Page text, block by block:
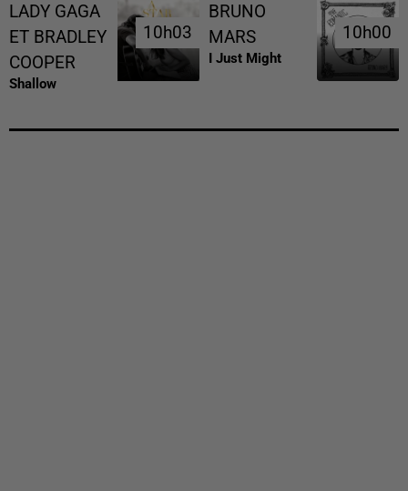
LADY GAGA
ET BRADLEY
COOPER
Shallow
10h03
10h03
BRUNO
MARS
I Just Might
10h00
10h00